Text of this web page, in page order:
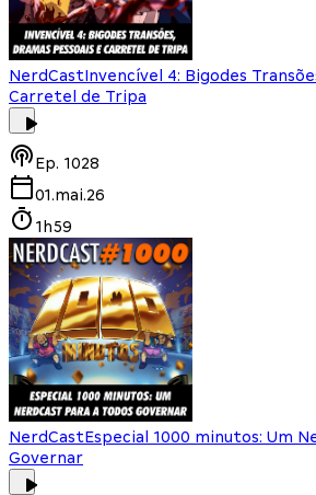
NerdCastInvencível 4: Bigodes
Carretel de Tripa
Ep. 1028
01.mai.26
1h59
NerdCastEspecial 1000 minutos: Um
Governar